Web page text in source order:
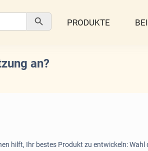
Search Button
PRODUKTE
an?
hilft, Ihr bestes Produkt zu entwickeln: Wahl